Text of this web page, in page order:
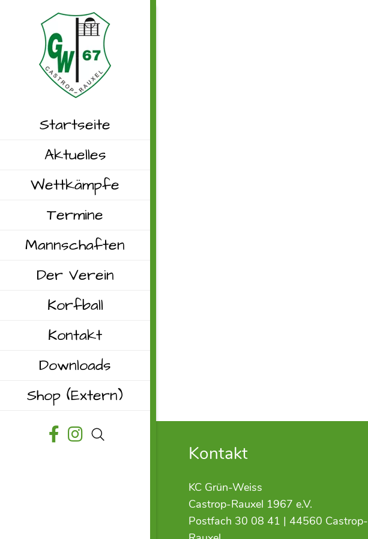
Startseite
Aktuelles
Wettkämpfe
Termine
Mannschaften
Der Verein
Korfball
Kontakt
Downloads
Shop (Extern)
Kontakt
KC Grün-Weiss
Castrop-Rauxel 1967 e.V.
Postfach 30 08 41 | 44560 Castrop-